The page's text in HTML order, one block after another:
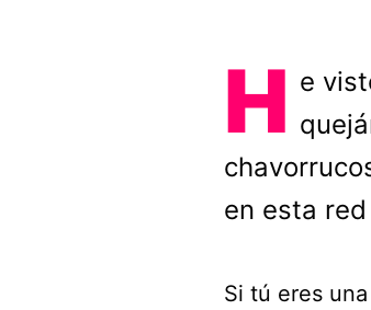
H e
en esta
Si tú eres